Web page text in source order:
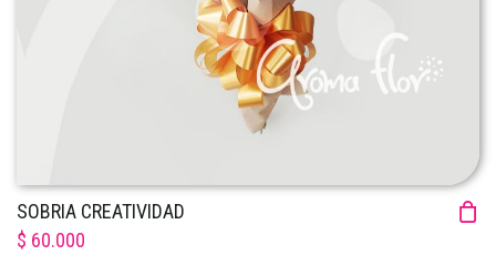
SOBRIA CREATIVIDAD
$ 60.000